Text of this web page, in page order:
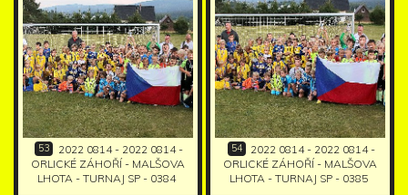
53
2022 0814 - 2022 0814 -
ORLICKÉ ZÁHOŘÍ - MALŠOVA
LHOTA - TURNAJ SP - 0384
54
2022 0814 - 2022 0814 -
ORLICKÉ ZÁHOŘÍ - MALŠOVA
LHOTA - TURNAJ SP - 0385